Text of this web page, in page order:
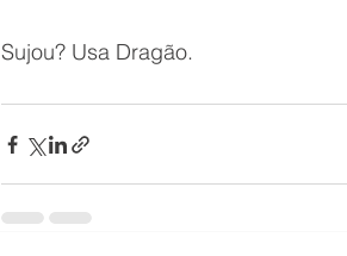
Sujou? Usa Dragão.